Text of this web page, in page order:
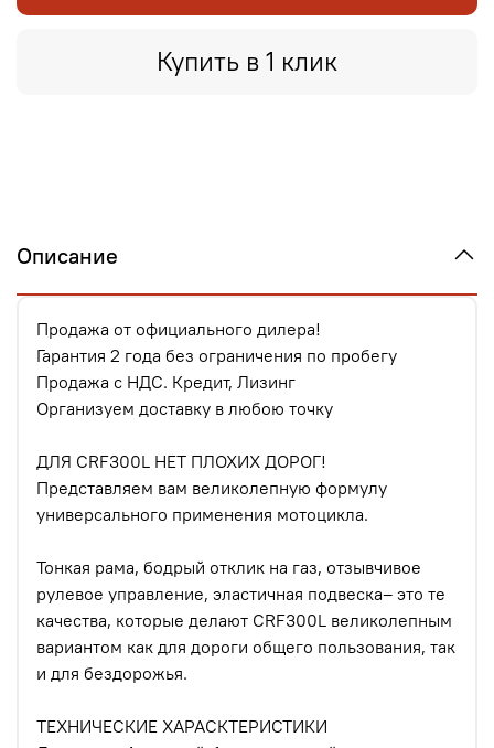
Купить в 1 клик
Описание
Продажа от официального дилера!
Гарантия 2 года без ограничения по пробегу
Продажа с НДС. Кредит, Лизинг
Организуем доставку в любою точку
ДЛЯ CRF300L НЕТ ПЛОХИХ ДОРОГ!
Представляем вам великолепную формулу
универсального применения мотоцикла.
Тонкая рама, бодрый отклик на газ, отзывчивое
рулевое управление, эластичная подвеска– это те
качества, которые делают CRF300L великолепным
вариантом как для дороги общего пользования, так
и для бездорожья.
ТЕХНИЧЕСКИЕ ХАРАСКТЕРИСТИКИ